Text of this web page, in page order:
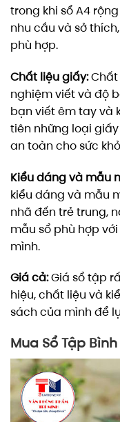
trong khi sổ A4
nhu cầu và sở
phù hợp.
Chất liệu giấy:Chất
nghiệm viết và độ
bạn viết êm tay và
tiên những loại
an toàn cho sức
Kiểu dáng và mẫu
kiểu dáng và mẫu
nhã đến trẻ trung,
mẫu sổ phù hợp
mình.
Giá cả:Giá sổ tập
hiệu, chất liệu và
sách của mình để
Mua Sổ Tập